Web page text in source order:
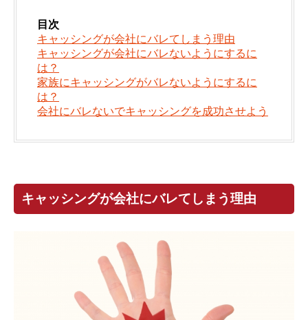
目次
キャッシングが会社にバレてしまう理由
キャッシングが会社にバレないようにするに
は？
家族にキャッシングがバレないようにするに
は？
会社にバレないでキャッシングを成功させよう
キャッシングが会社にバレてしまう理由